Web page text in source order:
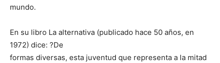
mundo.
En su libro La alternativa (publicado hace 50 años, en
1972) dice: ?De
formas diversas, esta juventud que representa a la mitad